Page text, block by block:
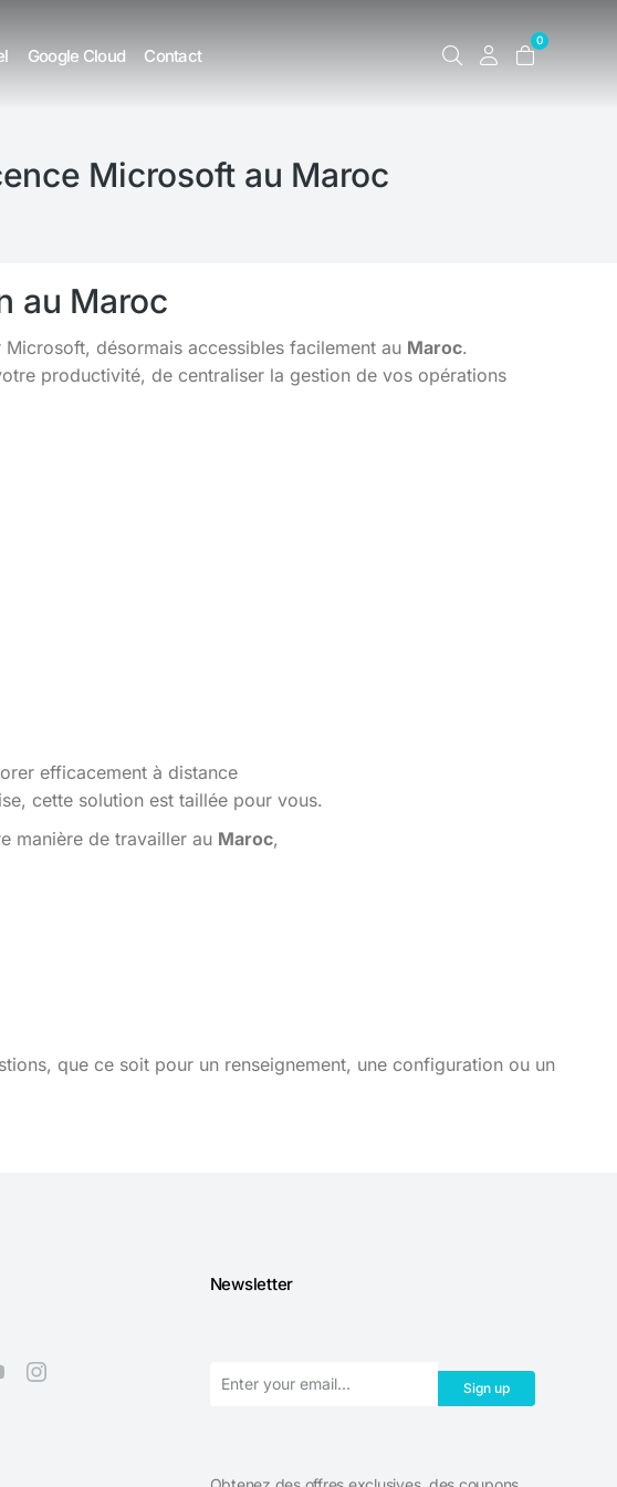
Google Cloud Contact
0
Microsoft au Maroc
au Maroc
désormais accessibles facilement au Maroc.
productivité, de centraliser la gestion de vos opérations
efficacement à distance
cette solution est taillée pour vous.
manière de travailler au Maroc,
que ce soit pour un renseignement, une configuration ou un
Newsletter
Sign up